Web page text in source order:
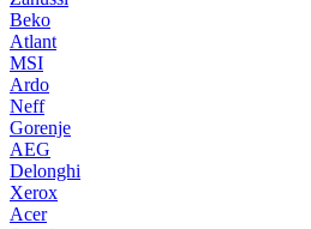
Beko
Atlant
MSI
Ardo
Neff
Gorenje
AEG
Delonghi
Xerox
Acer